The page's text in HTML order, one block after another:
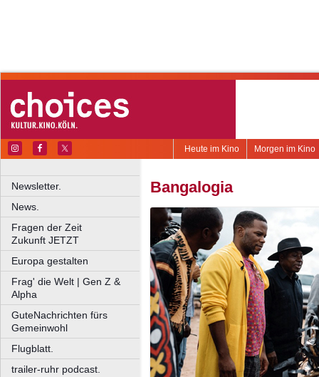
Morgen im Kino
Heute im Kino
Newsletter.
News.
Fragen der Zeit
Zukunft JETZT
Europa gestalten
Frag' die Welt | Gen Z &
Alpha
GuteNachrichten fürs
Gemeinwohl
Flugblatt.
trailer-ruhr podcast.
Bangalogia